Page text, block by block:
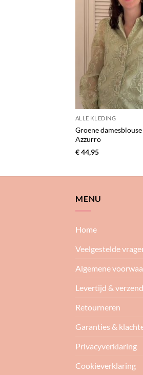
ALLE KLEDING
Groene
Azzurro
€44,95
MENU
Home
Veelgestelde
Algemene
Levertijd &
Retourneren
Garanties &
Privacyverklaring
Cookieverklaring